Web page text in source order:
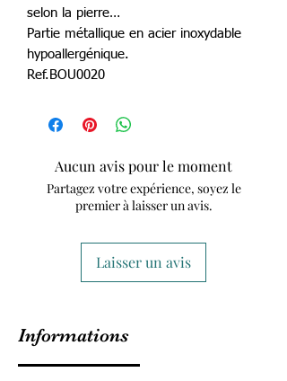
selon la pierre…
Partie métallique en acier inoxydable
hypoallergénique.
Ref.BOU0020
Aucun avis pour le moment
Partagez votre expérience, soyez le
premier à laisser un avis.
Laisser un avis
Informations